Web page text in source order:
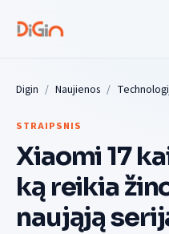
Digin Naujienos
STRAIPSNIS
Xiaomi 17
ką reikia
naująją